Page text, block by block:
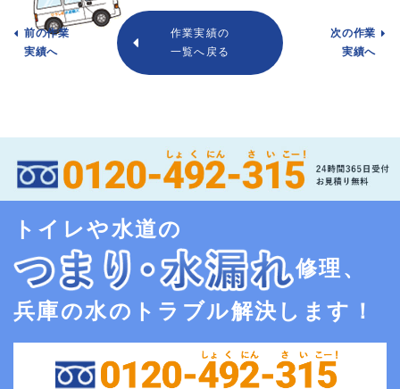
前の作業
実績へ
作業実績の
一覧へ戻る
次の作業
実績へ
トイレや水道の
修理、
兵庫の水のトラブル解決します！